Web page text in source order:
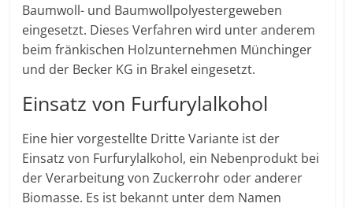
Baumwoll- und Baumwollpolyestergeweben
eingesetzt. Dieses Verfahren wird unter anderem
beim fränkischen Holzunternehmen Münchinger
und der Becker KG in Brakel eingesetzt.
Einsatz von Furfurylalkohol
Eine hier vorgestellte Dritte Variante ist der
Einsatz von Furfurylalkohol, ein Nebenprodukt bei
der Verarbeitung von Zuckerrohr oder anderer
Biomasse. Es ist bekannt unter dem Namen